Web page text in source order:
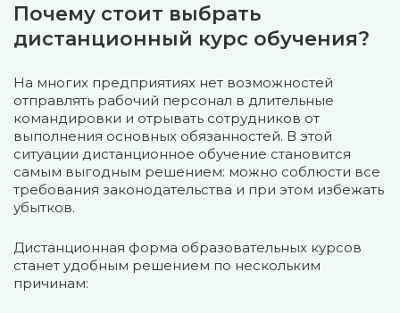
Почему стоит выбрать
дистанционный курс обучения?
На многих предприятиях нет возможностей
отправлять рабочий персонал в длительные
командировки и отрывать сотрудников от
выполнения основных обязанностей. В этой
ситуации дистанционное обучение становится
самым выгодным решением: можно соблюсти все
требования законодательства и при этом избежать
убытков.
Дистанционная форма образовательных курсов
станет удобным решением по нескольким
причинам: